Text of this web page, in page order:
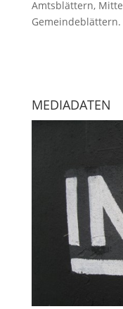
Amtsblättern,
Gemeindeblättern.
MEDIADATEN